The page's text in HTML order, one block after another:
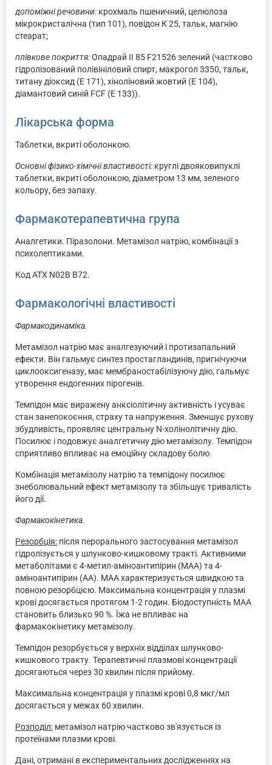
допоміжні речовини: крохмаль пшеничний, целюлоза
мікрокристалічна (тип 101), повідон К 25, тальк, магнію
стеарат;
плівкове покриття:Опадрай ІІ 85 F21526 зелений (частково
гідролізований полівініловий спирт, макрогол 3350, тальк,
титану діоксид (Е 171), хіноліновий жовтий (Е 104),
діамантовий синій FCF (E 133)).
Лікарська форма
Таблетки, вкриті оболонкою.
Основні фізико-хімічні властивості: круглі двояковипуклі
таблетки, вкриті оболонкою, діаметром 13 мм, зеленого
кольору, без запаху.
Фармакотерапевтична група
Аналгетики. Піразолони. Метамізол натрію, комбінації з
психолептиками.
Код АТХ N02B B72.
Фармакологічні властивості
Фармакодинаміка.
Метамізол натрію має аналгезуючий і протизапальний
ефекти. Він гальмує синтез простагландинів, пригнічуючи
циклооксигеназу, має мембраностабілізуючу дію, гальмує
утворення ендогенних пірогенів.
Темпідон має виражену анксіолітичну активність і усуває
стан занепокоєння, страху та напруження. Зменшує рухову
збудливість, проявляє центральну N-холінолітичну дію.
Посилює і подовжує аналгетичну дію метамізолу. Темпідон
сприятливо впливає на емоційну складову болю.
Комбінація метамізолу натрію та темпідону посилює
знеболювальний ефект метамізолу та збільшує тривалість
його дії.
Фармакокінетика.
Резорбція: після перорального застосування метамізол
гідролізується у шлунково-кишковому тракті. Активними
метаболітами є 4-метил-аміноантипірин (МАА) та 4-
аміноантипірин (АА). МАА характеризується швидкою та
повною резорбцією. Максимальна концентрація у плазмі
крові досягається протягом 1-2 годин. Біодоступність МАА
становить близько 90 %. Їжа не впливає на
фармакокінетику метамізолу.
Темпідон резорбується у верхніх відділах шлунково-
кишкового тракту. Терапевтичні плазмові концентрації
досягаються через 30 хвилин після прийому.
Максимальна концентрація у плазмі крові 0,8 мкг/мл
досягається у межах 60 хвилин.
Розподіл: метамізол натрію частково зв'язується із
протеїнами плазми крові.
Дані, отримані в експериментальних дослідженнях на